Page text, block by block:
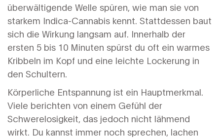
überwältigende Welle spüren, wie man sie von
starkem Indica-Cannabis kennt. Stattdessen baut
sich die Wirkung langsam auf. Innerhalb der
ersten 5 bis 10 Minuten spürst du oft ein warmes
Kribbeln im Kopf und eine leichte Lockerung in
den Schultern.
Körperliche Entspannung ist ein Hauptmerkmal.
Viele berichten von einem Gefühl der
Schwerelosigkeit, das jedoch nicht lähmend
wirkt. Du kannst immer noch sprechen, lachen